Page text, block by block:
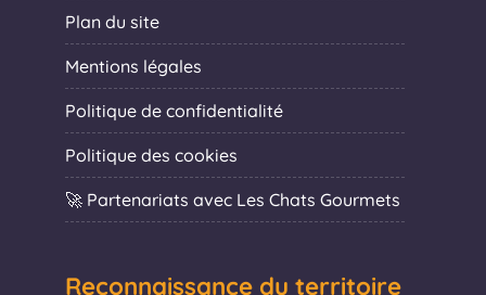
Plan du site
Mentions légales
Politique de confidentialité
Politique des cookies
🚀 Partenariats avec Les Chats Gourmets
Reconnaissance du territoire